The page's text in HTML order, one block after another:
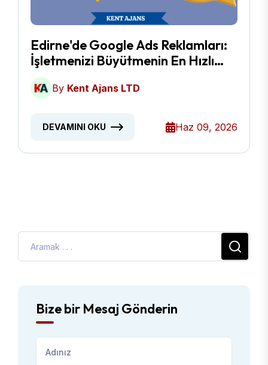
Edirne'de Google Ads Reklamları:
İşletmenizi Büyütmenin En Hızlı
Yolu
By Kent Ajans LTD
DEVAMINI OKU Haz 09, 2026
Bize bir Mesaj Gönderin